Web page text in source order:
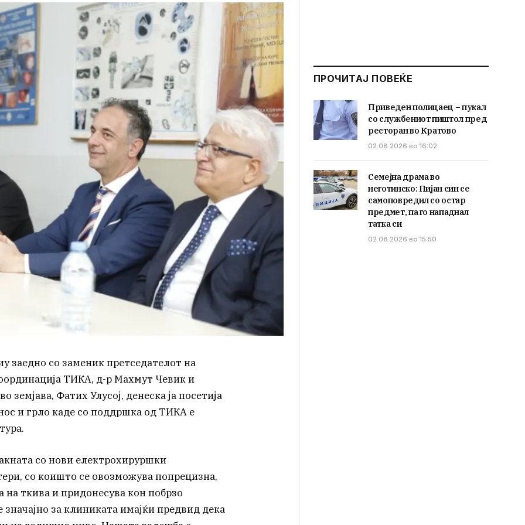
заедно со заменик претседателот на
ТИКА, д-р Махмут Чевик и
земјава, Фатих Улусој, денеска ја посетија
и грло каде со поддршка од ТИКА е
со нови електрохируршки
со коишто се овозможува попрецизна,
на ткива и придонесува кон побрзо
за клиниката имајќи предвид дека
ПРОЧИТАЈ ПОВЕЌЕ
Приведен полицаец – пукал
со службениот пиштол пред
ресторан во Кратово
02.08.2026 во 16:02
Семејна драма во
неготинско: Пијан син се
самоповредил со остар
предмет, па го нападнал
татка си
02.08.2026 во 15:50